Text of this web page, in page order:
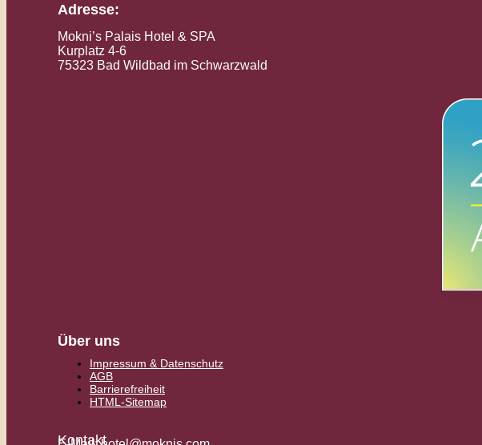
Adresse:
Mokni’s Palais Hotel & SPA
Kurplatz 4-6
75323 Bad Wildbad im Schwarzwald
Über uns
Impressum & Datenschutz
AGB
Barrierefreiheit
HTML-Sitemap
Kontakt